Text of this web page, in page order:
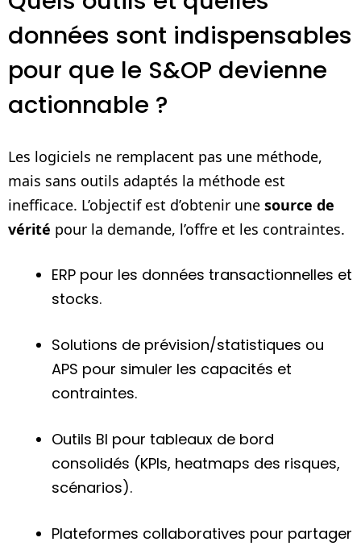
données sont indispensables
pour que le S&OP devienne
actionnable ?
Les logiciels ne remplacent pas une méthode,
mais sans outils adaptés la méthode est
inefficace. L’objectif est d’obtenir une source de
vérité pour la demande, l’offre et les contraintes.
ERP pour les données transactionnelles et
stocks.
Solutions de prévision/statistiques ou
APS pour simuler les capacités et
contraintes.
Outils BI pour tableaux de bord
consolidés (KPIs, heatmaps des risques,
scénarios).
Plateformes collaboratives pour partager